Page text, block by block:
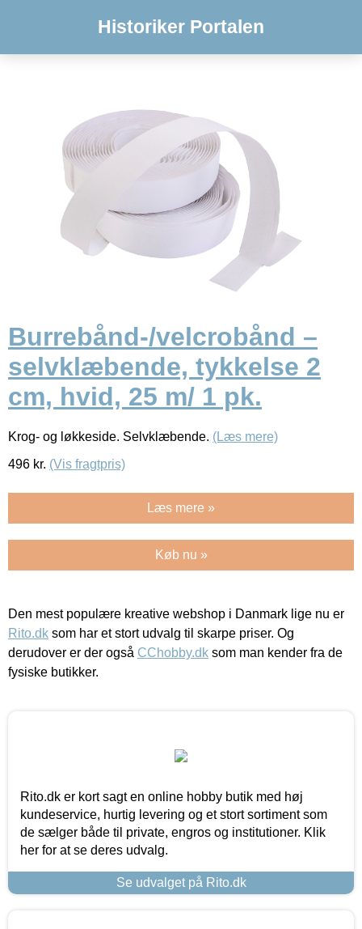
Historiker Portalen
Burrebånd-/velcrobånd –
selvklæbende, tykkelse 2
cm, hvid, 25 m/ 1 pk.
Krog- og løkkeside. Selvklæbende. (Læs mere)
496 kr. (Vis fragtpris)
Læs mere »
Køb nu »
Den mest populære kreative webshop i Danmark lige nu er
Rito.dk som har et stort udvalg til skarpe priser. Og
derudover er der også CChobby.dk som man kender fra de
fysiske butikker.
Rito.dk er kort sagt en online hobby butik med høj
kundeservice, hurtig levering og et stort sortiment som
de sælger både til private, engros og institutioner. Klik
her for at se deres udvalg.
Se udvalget på Rito.dk